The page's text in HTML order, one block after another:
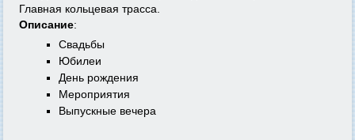
Главная кольцевая трасса.
Описание:
Свадьбы
Юбилеи
День рождения
Мероприятия
Выпускные вечера